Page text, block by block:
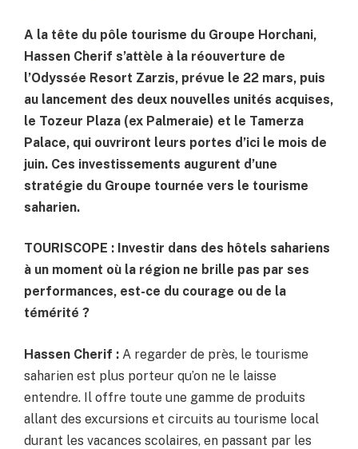
A la tête du pôle tourisme du Groupe Horchani,
Hassen Cherif s’attèle à la réouverture de
l’Odyssée Resort Zarzis, prévue le 22 mars, puis
au lancement des deux nouvelles unités acquises,
le Tozeur Plaza (ex Palmeraie) et le Tamerza
Palace, qui ouvriront leurs portes d’ici le mois de
juin. Ces investissements augurent d’une
stratégie du Groupe tournée vers le tourisme
saharien.
TOURISCOPE : Investir dans des hôtels sahariens
à un moment où la région ne brille pas par ses
performances, est-ce du courage ou de la
témérité ?
Hassen Cherif : A regarder de près, le tourisme
saharien est plus porteur qu’on ne le laisse
entendre. Il offre toute une gamme de produits
allant des excursions et circuits au tourisme local
durant les vacances scolaires, en passant par les